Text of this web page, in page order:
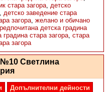
стара загора, детско
детско заведение стара
загора, желано и обичано
детска градина
стара загора, стара
загора
№10 Светлина
Допълнителни дейности